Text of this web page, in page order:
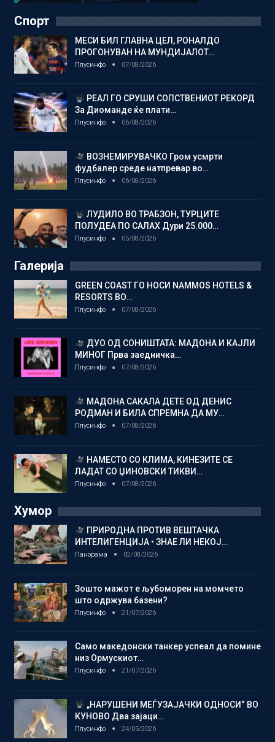
Спорт
МЕСИ БИЛ ГЛАВНА ЦЕЛ, РОНАЛДО
ПРОГОНУВАН НА МУНДИЈАЛОТ…
Плусинфо 07/08/2026
РЕАЛ ГО СРУШИ СОПСТВЕНИОТ РЕКОРД
За Диоманде ќе плати…
Плусинфо 06/08/2026
ВОЗНЕМИРУВАЧКО Гром усмрти
фудбалер среде натпревар во…
Плусинфо 06/08/2026
ЛУДИЛО ВО ТРАБЗОН, ТУРЦИТЕ
ПОЛУДЕА ПО САЛАХ Дури 25.000…
Плусинфо 05/08/2026
Галерија
GREEN COAST ГО НОСИ NAMMOS HOTELS &
RESORTS ВО…
Плусинфо 07/08/2026
ДУО ОД СОНИШТАТА: МАДОНА И КАЈЛИ
МИНОГ Прва заедничка…
Плусинфо 07/08/2026
МАДОНА САКАЛА ДЕТЕ ОД ДЕНИС
РОДМАН И БИЛА СПРЕМНА ДА МУ…
Плусинфо 07/08/2026
НАМЕСТО СО КЛИМА, КИНЕЗИТЕ СЕ
ЛАДАТ СО ЏИНОВСКИ ТИКВИ…
Плусинфо 07/08/2026
Хумор
ПРИРОДНА ПРОТИВ ВЕШТАЧКА
ИНТЕЛИГЕНЦИЈА • ЗНАЕ ЛИ НЕКОЈ…
Панорама 02/08/2026
Зошто мажот е љубоморен на момчето
што одржува базени?
Плусинфо 21/07/2026
Само македонски танкер успеал да помине
низ Ормускиот…
Плусинфо 21/07/2026
„НАРУШЕНИ МЕЃУЗАЈАЧКИ ОДНОСИ“ ВО
КУНОВО Два зајаци…
Плусинфо 24/05/2026